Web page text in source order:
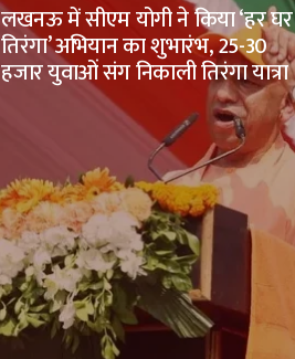
लखनऊ में सीएम योगी ने किया ‘हर घर
तिरंगा’ अभियान का शुभारंभ, 25-30
हजार युवाओं संग निकाली तिरंगा यात्रा